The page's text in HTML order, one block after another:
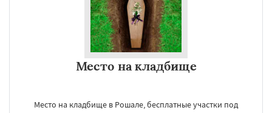
Место на кладбище
Место на кладбище в Рошале, бесплатные участки под